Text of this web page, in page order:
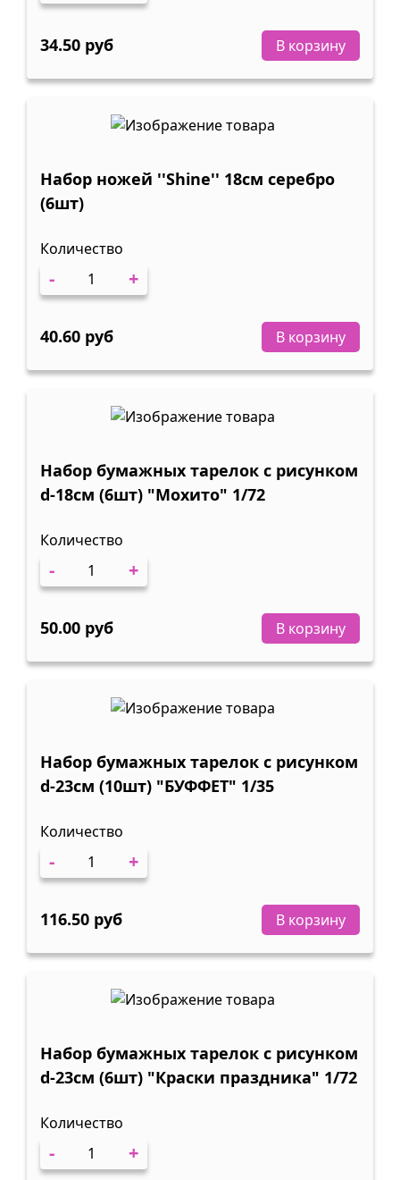
34.50 руб В корзину
Набор ножей ''Shine'' 18см серебро
(6шт)
Количество
- +
40.60 руб В корзину
Набор бумажных тарелок с рисунком
d-18cм (6шт) "Мохито" 1/72
Количество
- +
50.00 руб В корзину
Набор бумажных тарелок с рисунком
d-23cм (10шт) "БУФФЕТ" 1/35
Количество
- +
116.50 руб В корзину
Набор бумажных тарелок с рисунком
d-23cм (6шт) "Краски праздника" 1/72
Количество
- +